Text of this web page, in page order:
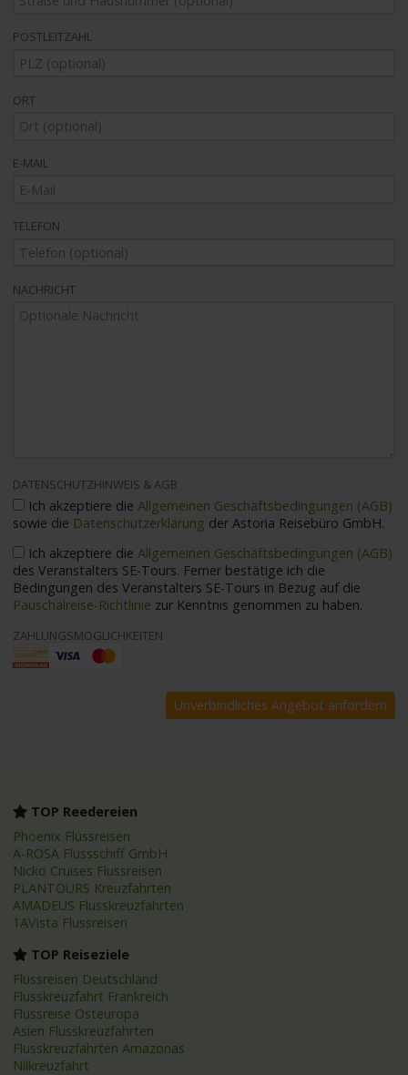
POSTLEITZAHL
ORT
E-MAIL
TELEFON
NACHRICHT
DATENSCHUTZHINWEIS & AGB
Ich akzeptiere die Allgemeinen Geschäftsbedingungen (AGB)
sowie die Datenschutzerklärung der Astoria Reisebüro GmbH.
Ich akzeptiere dieAllgemeinen Geschäftsbedingungen (AGB)
des Veranstalters SE-Tours. Ferner bestätige ich die
Bedingungen des Veranstalters SE-Tours in Bezug auf die
Pauschalreise-Richtlinie zur Kenntnis genommen zu haben.
ZAHLUNGSMÖGLICHKEITEN
TOP Reedereien
Phoenix Flussreisen
A-ROSA Flussschiff GmbH
Nicko Cruises Flussreisen
PLANTOURS Kreuzfahrten
AMADEUS Flusskreuzfahrten
1AVista Flussreisen
TOP Reiseziele
Flussreisen Deutschland
Flusskreuzfahrt Frankreich
Flussreise Osteuropa
Asien Flusskreuzfahrten
Flusskreuzfahrten Amazonas
Nilkreuzfahrt